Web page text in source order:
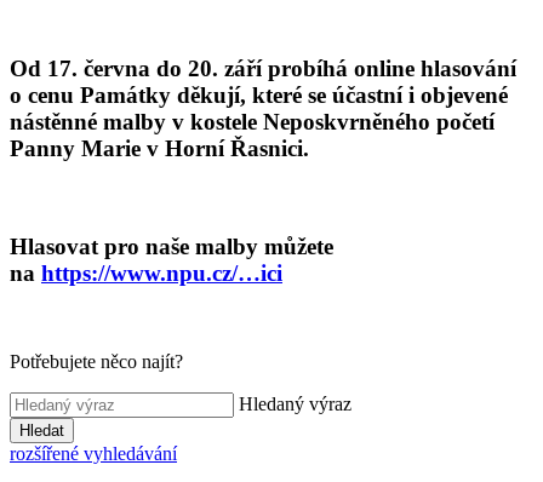
Od 17. června do 20. září probíhá online hlasování
o cenu Památky děkují, které se účastní i objevené
nástěnné malby v kostele Neposkvrněného početí
Panny Marie v Horní Řasnici.
Hlasovat pro naše malby můžete
na https://www.npu.cz/…ici
Potřebujete něco najít?
Hledaný výraz
Hledat
rozšířené vyhledávání